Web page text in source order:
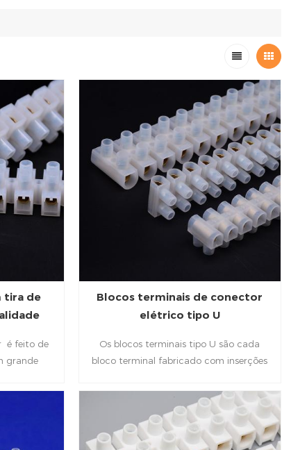
tira de
é feito de
grande
para união
Blocos terminais de conector
elétrico tipo U
Os blocos terminais tipo U são cada
bloco terminal fabricado com inserções
conector eletro-estanhados. Adequado
para junção rápida e leste de fiação de
veículos, fiação de barcos e caravanas,
modelagem elétrica, iluminação